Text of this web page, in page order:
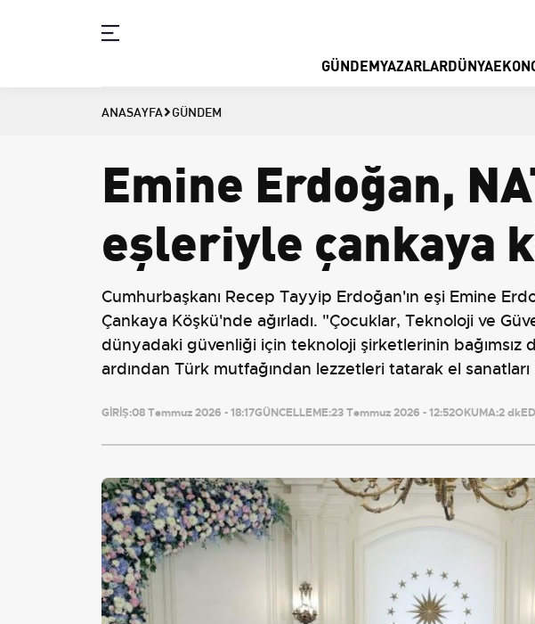
GÜNDEMYAZARLARDÜNYA
ANASAYFA GÜNDEM
Emine Erdoğan,
eşleriyle çankaya
Cumhurbaşkanı Recep Tayyip Erdoğan'ın eşi Emine
Çankaya Köşkü'nde ağırladı. "Çocuklar, Teknoloji ve
dünyadaki güvenliği için teknoloji şirketlerinin
ardından Türk mutfağından lezzetleri tatarak el
GİRİŞ:08 Temmuz 2026 - 18:17GÜNCELLEME:23 Temmuz 2026 - 12:52OKUMA:2 dk